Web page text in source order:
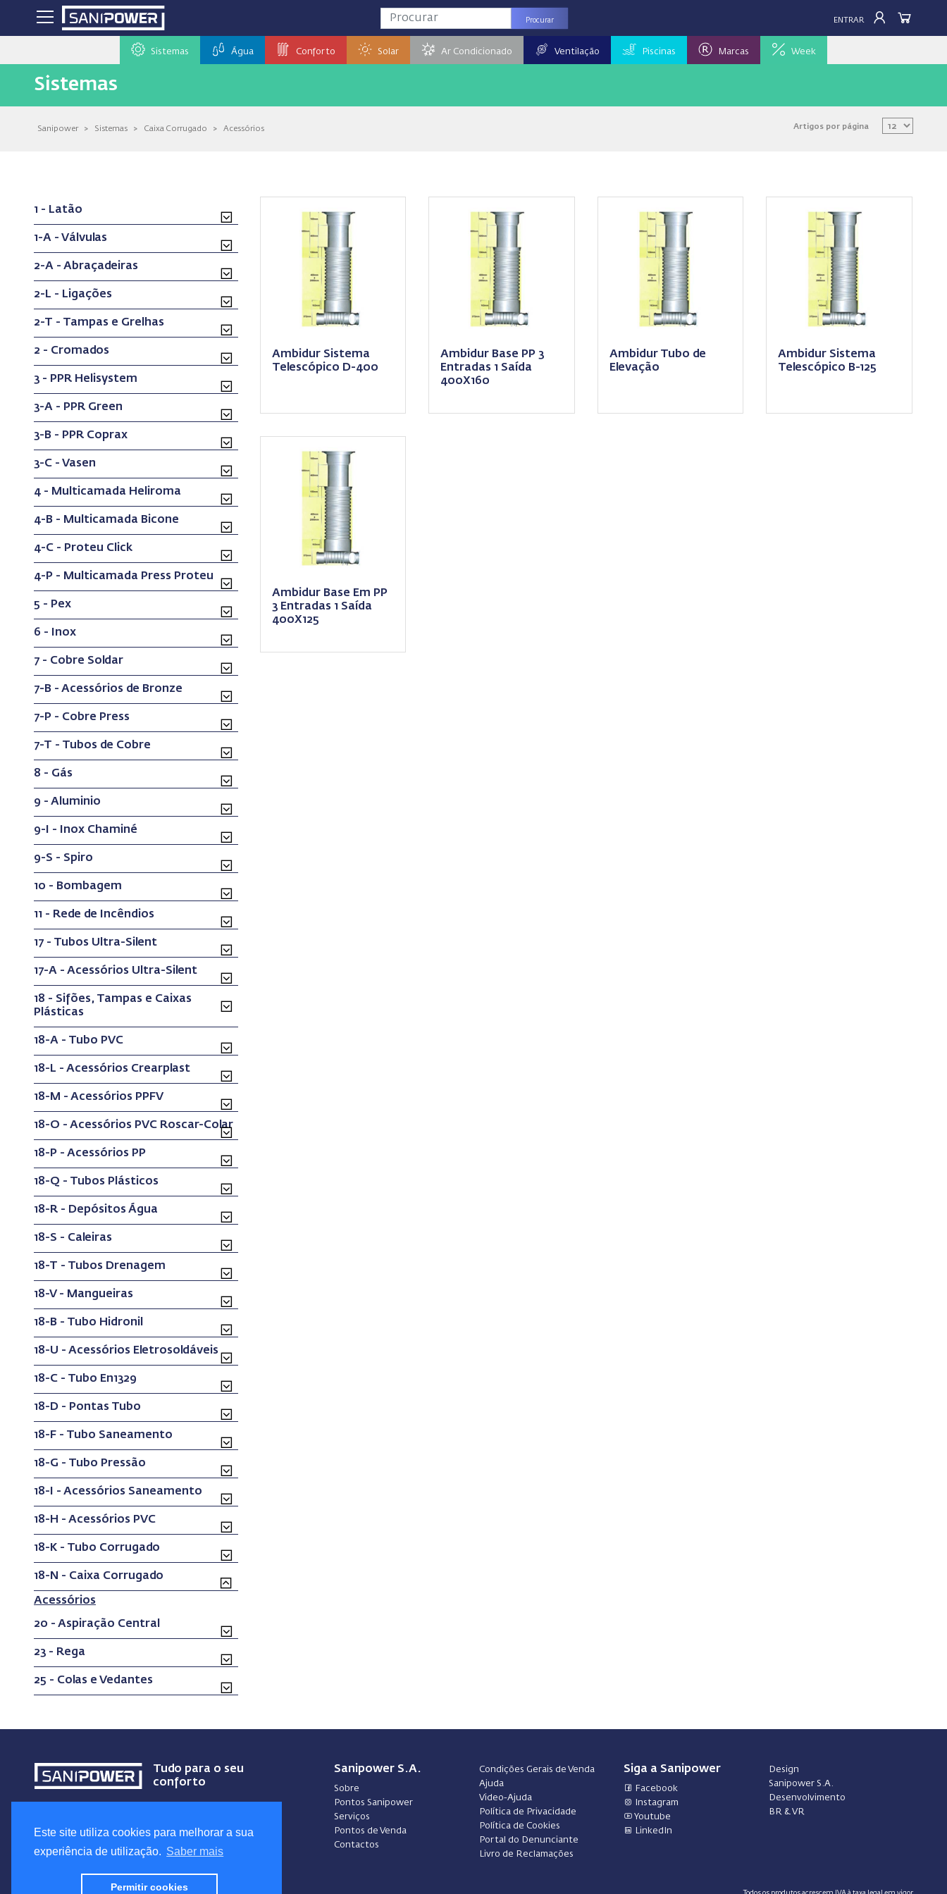
Este site utiliza cookies para melhorar a sua
experiência de utilização. Saber mais
Permitir cookies
Procurar ENTRAR
Sistemas Água Conforto Solar Ar Condicionado Ventilação Piscinas Marcas Week
Sistemas
Sanipower > Sistemas > Caixa Corrugado > Acessórios Artigos por página
1 - Latão
1-A - Válvulas
2-A - Abraçadeiras
2-L - Ligações
2-T - Tampas e Grelhas
2 - Cromados
3 - PPR Helisystem
3-A - PPR Green
3-B - PPR Coprax
3-C - Vasen
4 - Multicamada Heliroma
4-B - Multicamada Bicone
4-C - Proteu Click
4-P - Multicamada Press Proteu
5 - Pex
6 - Inox
7 - Cobre Soldar
7-B - Acessórios de Bronze
7-P - Cobre Press
7-T - Tubos de Cobre
8 - Gás
9 - Aluminio
9-I - Inox Chaminé
9-S - Spiro
10 - Bombagem
11 - Rede de Incêndios
17 - Tubos Ultra-Silent
17-A - Acessórios Ultra-Silent
18 - Sifões, Tampas e Caixas
Plásticas
18-A - Tubo PVC
18-L - Acessórios Crearplast
18-M - Acessórios PPFV
18-O - Acessórios PVC Roscar-Colar
18-P - Acessórios PP
18-Q - Tubos Plásticos
18-R - Depósitos Água
18-S - Caleiras
18-T - Tubos Drenagem
18-V - Mangueiras
18-B - Tubo Hidronil
18-U - Acessórios Eletrosoldáveis
18-C - Tubo En1329
18-D - Pontas Tubo
18-F - Tubo Saneamento
18-G - Tubo Pressão
18-I - Acessórios Saneamento
18-H - Acessórios PVC
18-K - Tubo Corrugado
18-N - Caixa Corrugado
Acessórios
20 - Aspiração Central
23 - Rega
25 - Colas e Vedantes
Ambidur Sistema
Telescópico D-400
Ambidur Base PP 3
Entradas 1 Saída
400X160
Ambidur Tubo de
Elevação
Ambidur Sistema
Telescópico B-125
Ambidur Base Em PP
3 Entradas 1 Saída
400X125
Tudo para o seu
conforto
Sanipower S.A.
Sobre
Pontos Sanipower
Serviços
Pontos de Venda
Contactos
Condições Gerais de Venda
Ajuda
Video-Ajuda
Política de Privacidade
Política de Cookies
Portal do Denunciante
Livro de Reclamações
Siga a Sanipower
Facebook
Instagram
Youtube
LinkedIn
Design
Sanipower S.A.
Desenvolvimento
BR & VR